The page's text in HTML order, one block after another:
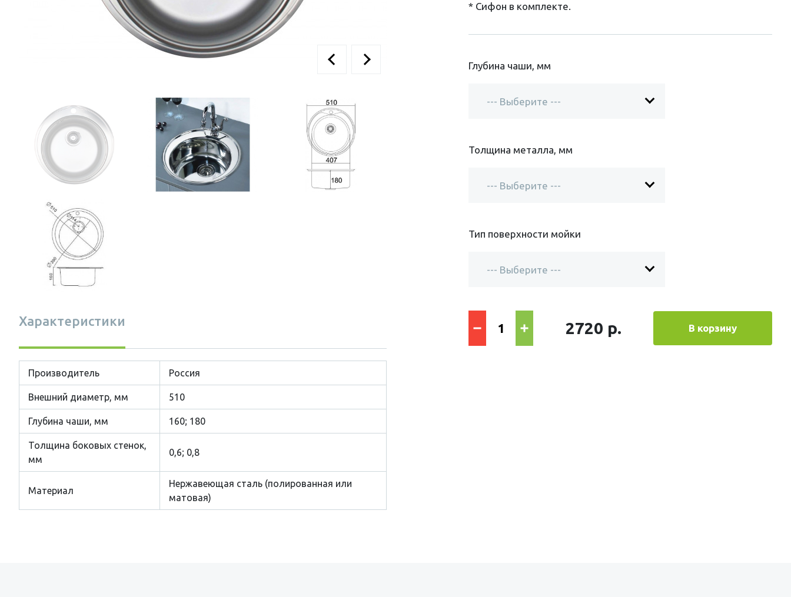
Характеристики
Производитель Россия
Внешний диаметр, мм 510
Глубина чаши, мм 160; 180
Толщина боковых стенок,
мм
0,6; 0,8
Материал
Нержавеющая сталь (полированная или
матовая)
* Сифон в комплекте.
Глубина чаши, мм
Толщина металла, мм
Тип поверхности мойки
2720 р. В корзину